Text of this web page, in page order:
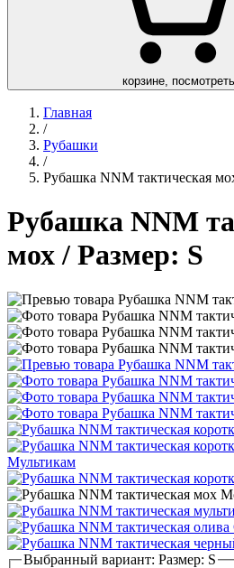
корзине,
Главная
/
Рубашки
/
Рубашка NNM тактическая
Рубашка NNM
мох/ Размер: S
Мультикам
Выбранный вариант: Размер: S